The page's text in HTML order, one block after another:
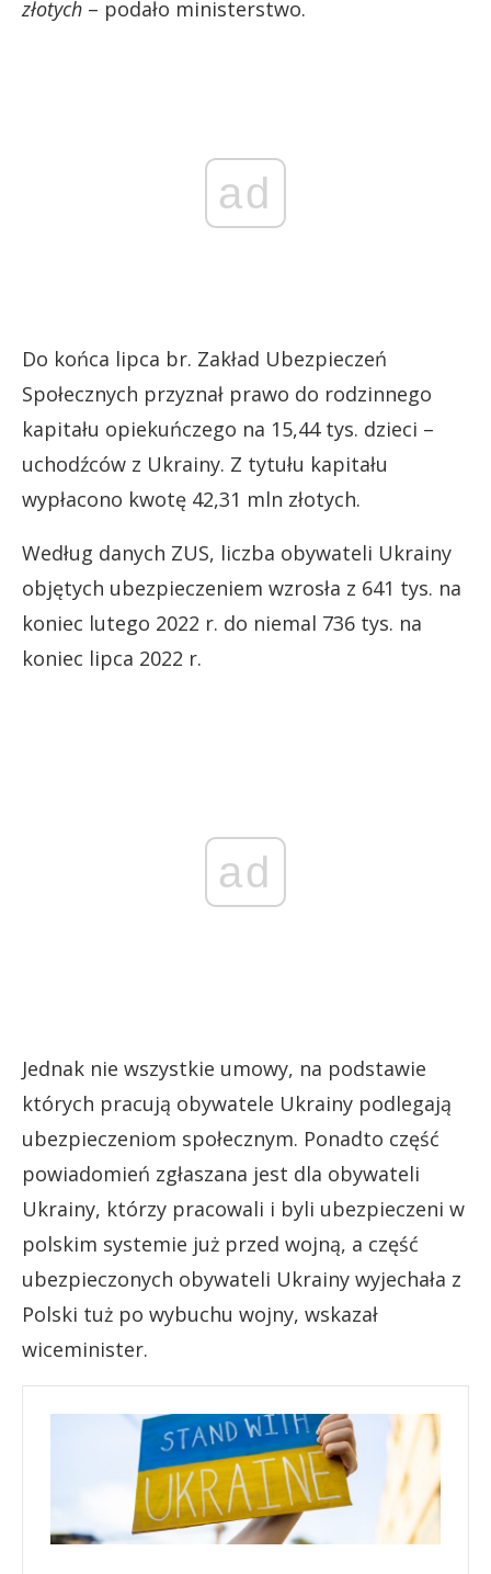
złotych – podało ministerstwo.
ad
Do końca lipca br. Zakład Ubezpieczeń
Społecznych przyznał prawo do rodzinnego
kapitału opiekuńczego na 15,44 tys. dzieci –
uchodźców z Ukrainy. Z tytułu kapitału
wypłacono kwotę 42,31 mln złotych.
Według danych ZUS, liczba obywateli Ukrainy
objętych ubezpieczeniem wzrosła z 641 tys. na
koniec lutego 2022 r. do niemal 736 tys. na
koniec lipca 2022 r.
ad
Jednak nie wszystkie umowy, na podstawie
których pracują obywatele Ukrainy podlegają
ubezpieczeniom społecznym. Ponadto część
powiadomień zgłaszana jest dla obywateli
Ukrainy, którzy pracowali i byli ubezpieczeni w
polskim systemie już przed wojną, a część
ubezpieczonych obywateli Ukrainy wyjechała z
Polski tuż po wybuchu wojny, wskazał
wiceminister.